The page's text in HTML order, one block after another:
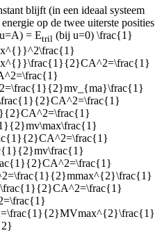
blijft (in een ideaal systeem
op de twee uiterste posities
= Etril (bij u=0) \frac{1}